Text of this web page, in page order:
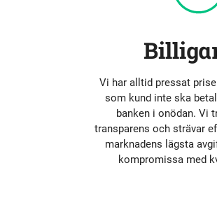
Avanza Pension
Placera
Vi har alltid pressat
som kund inte ska
banken i onödan. Vi
transparens och strävar
marknadens lägsta
kompromissa med